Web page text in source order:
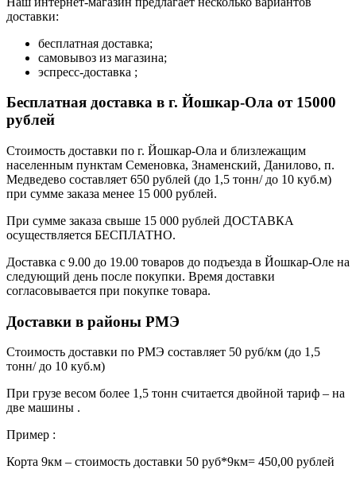
доставки:
бесплатная доставка;
самовывоз из магазина;
эспресс-доставка ;
Бесплатная доставка в г. Йошкар-Ола от 15000
рублей
Стоимость доставки по г. Йошкар-Ола и близлежащим
населенным пунктам Семеновка, Знаменский, Данилово, п.
Медведево составляет 650 рублей (до 1,5 тонн/ до 10 куб.м)
при сумме заказа менее 15 000 рублей.
При сумме заказа свыше 15 000 рублей ДОСТАВКА
осуществляется БЕСПЛАТНО.
Доставка с 9.00 до 19.00 товаров до подъезда в Йошкар-Оле на
следующий день после покупки. Время доставки
согласовывается при покупке товара.
Доставки в районы РМЭ
Стоимость доставки по РМЭ составляет 50 руб/км (до 1,5
тонн/ до 10 куб.м)
При грузе весом более 1,5 тонн считается двойной тариф – на
две машины .
Пример :
Корта 9км – стоимость доставки 50 руб*9км= 450,00 рублей